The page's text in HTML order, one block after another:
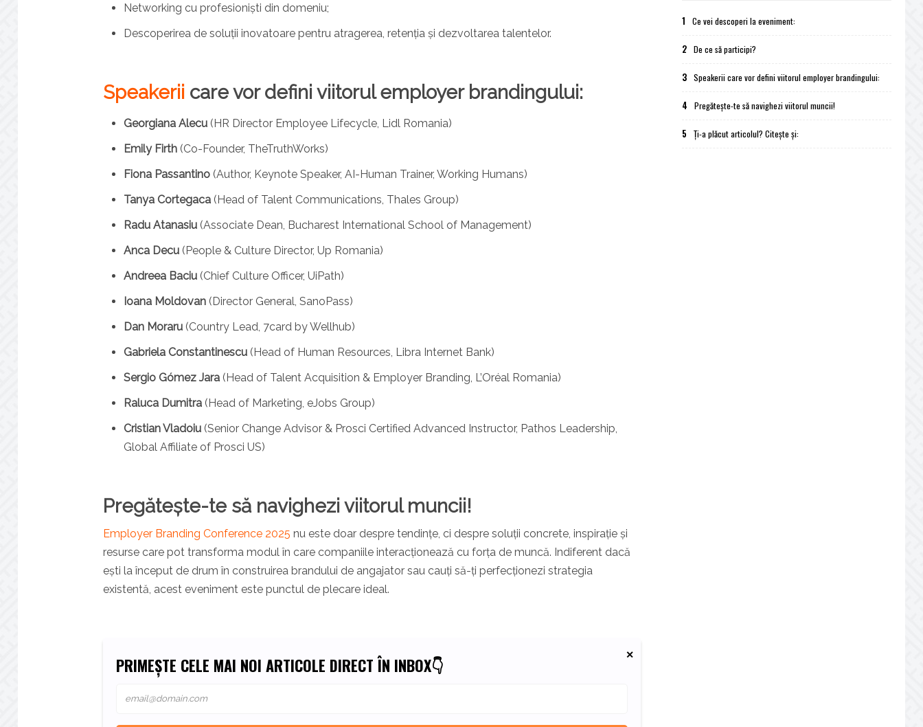
Networking cu profesioniști din domeniu;
Descoperirea de soluții inovatoare pentru atragerea, retenția și dezvoltarea talentelor.
Speakerii care vor defini viitorul employer brandingului:
Georgiana Alecu (HR Director Employee Lifecycle, Lidl Romania)
Emily Firth (Co-Founder, TheTruthWorks)
Fiona Passantino (Author, Keynote Speaker, AI-Human Trainer, Working Humans)
Tanya Cortegaca (Head of Talent Communications, Thales Group)
Radu Atanasiu (Associate Dean, Bucharest International School of Management)
Anca Decu (People & Culture Director, Up Romania)
Andreea Baciu (Chief Culture Officer, UiPath)
Ioana Moldovan (Director General, SanoPass)
Dan Moraru (Country Lead, 7card by Wellhub)
Gabriela Constantinescu (Head of Human Resources, Libra Internet Bank)
Sergio Gómez Jara (Head of Talent Acquisition & Employer Branding, L’Oréal Romania)
Raluca Dumitra (Head of Marketing, eJobs Group)
Cristian Vladoiu (Senior Change Advisor & Prosci Certified Advanced Instructor, Pathos Leadership,
Global Affiliate of Prosci US)
Pregătește-te să navighezi viitorul muncii!
Employer Branding Conference 2025 nu este doar despre tendințe, ci despre soluții concrete, inspirație și
resurse care pot transforma modul în care companiile interacționează cu forța de muncă. Indiferent dacă
ești la început de drum în construirea brandului de angajator sau cauți să-ți perfecționezi strategia
existentă, acest eveniment este punctul de plecare ideal.
PRIMEȘTE CELE MAI NOI ARTICOLE DIRECT ÎN INBOX👇
1 Ce vei descoperi la eveniment:
2 De ce să participi?
3 Speakerii care vor defini viitorul employer brandingului:
4 Pregătește-te să navighezi viitorul muncii!
5 Ți-a plăcut articolul? Citește și: